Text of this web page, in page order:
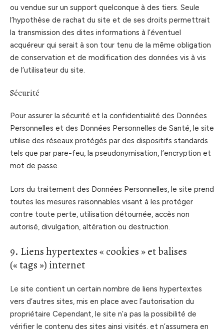
ou vendue sur un support quelconque à des tiers. Seule
l’hypothèse de rachat du site et de ses droits permettrait
la transmission des dites informations à l’éventuel
acquéreur qui serait à son tour tenu de la même obligation
de conservation et de modification des données vis à vis
de l’utilisateur du site.
Sécurité
Pour assurer la sécurité et la confidentialité des Données
Personnelles et des Données Personnelles de Santé, le site
utilise des réseaux protégés par des dispositifs standards
tels que par pare-feu, la pseudonymisation, l’encryption et
mot de passe.
Lors du traitement des Données Personnelles, le site prend
toutes les mesures raisonnables visant à les protéger
contre toute perte, utilisation détournée, accès non
autorisé, divulgation, altération ou destruction.
9. Liens hypertextes « cookies » et balises
(« tags ») internet
Le site contient un certain nombre de liens hypertextes
vers d’autres sites, mis en place avec l’autorisation du
propriétaire Cependant, le site n’a pas la possibilité de
vérifier le contenu des sites ainsi visités, et n’assumera en